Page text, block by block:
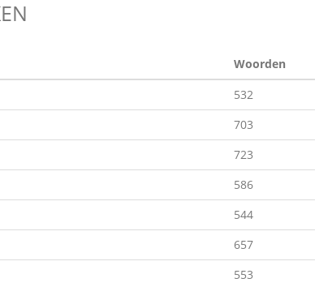
Woorden
532
703
723
586
544
657
553